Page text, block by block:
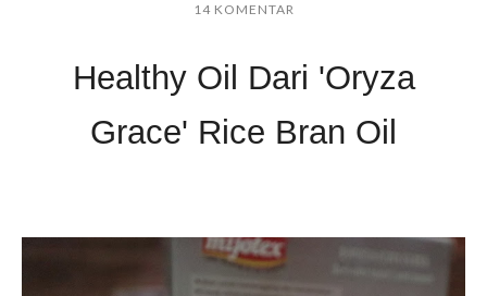
14 KOMENTAR
Healthy Oil Dari 'Oryza
Grace' Rice Bran Oil